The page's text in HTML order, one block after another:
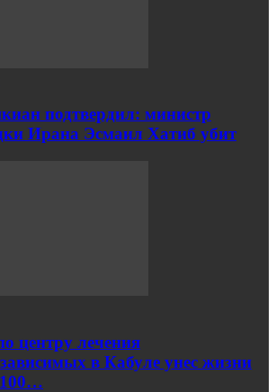
подтвердил: министр
Ирана Эсмаил Хатиб убит
центру лечения
в Кабуле унес жизни
100…